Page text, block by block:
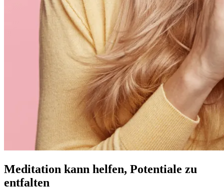
Meditation kann helfen, Potentiale zu
entfalten